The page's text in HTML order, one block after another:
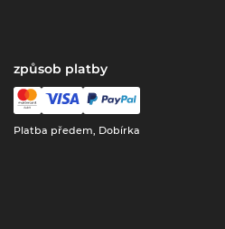
způsob platby
Platba předem, Dobírka